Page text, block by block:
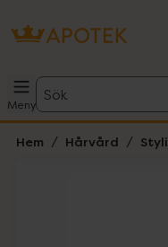
Meny
Sök
Hem Hårvård